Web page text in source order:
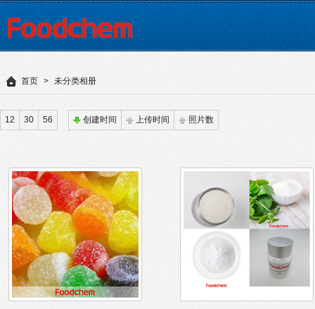
首页 > 未分类相册
12 30 56 创建时间 上传时间 照片数